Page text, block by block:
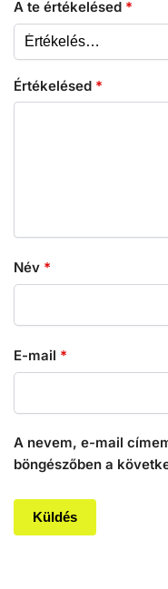
A te értékelésed *
Értékelésed *
Név *
E-mail *
A nevem, e-mail
böngészőben a